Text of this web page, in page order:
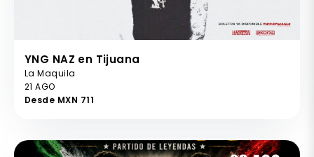
YNG NAZ en Tijuana
La Maquila
21 AGO
Desde MXN 711